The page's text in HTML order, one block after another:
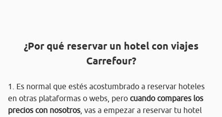
¿Por qué reservar un hotel con viajes
Carrefour?
1. Es normal que estés acostumbrado a reservar hoteles
en otras plataformas o webs, pero cuando compares los
precios con nosotros, vas a empezar a reservar tu hotel